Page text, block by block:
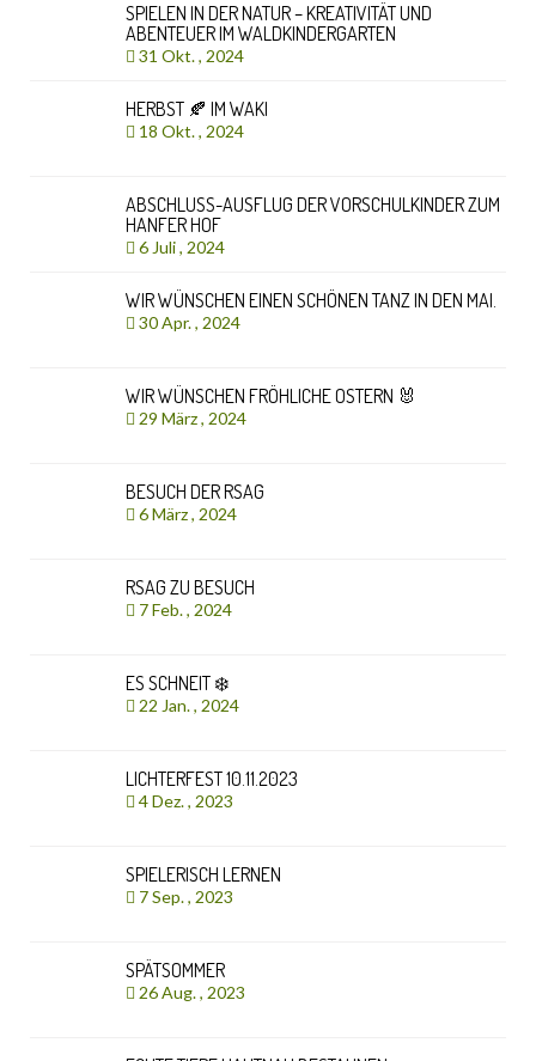
SPIELEN IN DER NATUR – KREATIVITÄT UND
ABENTEUER IM WALDKINDERGARTEN
31 Okt. , 2024
HERBST 🍂 IM WAKI
18 Okt. , 2024
ABSCHLUSS-AUSFLUG DER VORSCHULKINDER ZUM
HANFER HOF
6 Juli , 2024
WIR WÜNSCHEN EINEN SCHÖNEN TANZ IN DEN MAI.
30 Apr. , 2024
WIR WÜNSCHEN FRÖHLICHE OSTERN 🐰
29 März , 2024
BESUCH DER RSAG
6 März , 2024
RSAG ZU BESUCH
7 Feb. , 2024
ES SCHNEIT ❄️
22 Jan. , 2024
LICHTERFEST 10.11.2023
4 Dez. , 2023
SPIELERISCH LERNEN
7 Sep. , 2023
SPÄTSOMMER
26 Aug. , 2023